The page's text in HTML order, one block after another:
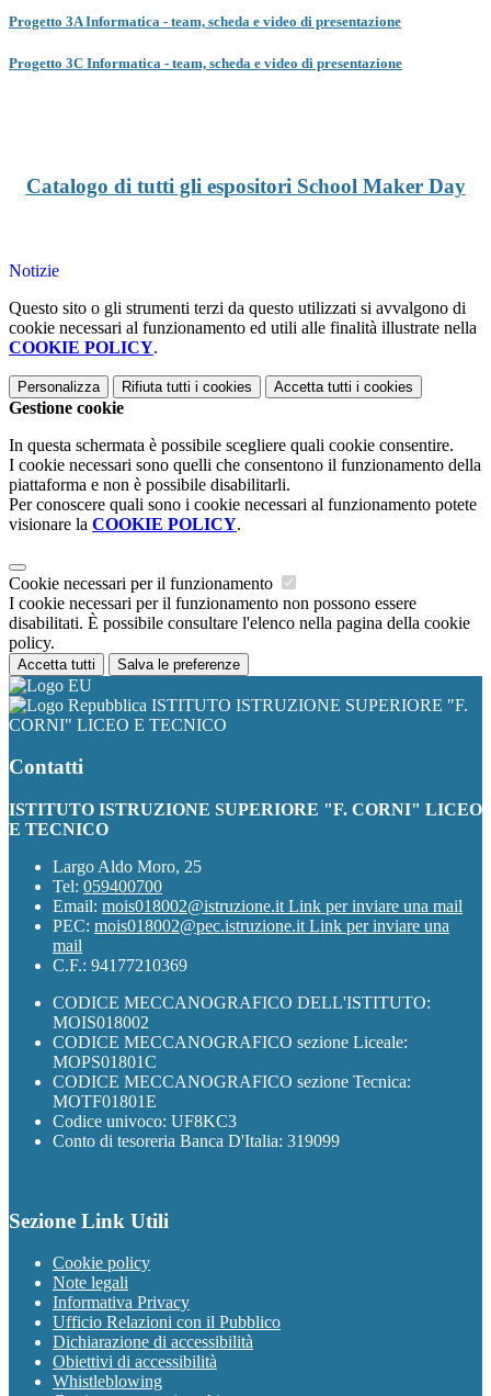
Progetto 3A Informatica - team, scheda e video di presentazione
Progetto 3C Informatica - team, scheda e video di presentazione
Catalogo di tutti gli espositori School Maker Day
Notizie
Questo sito o gli strumenti terzi da questo utilizzati si avvalgono di
cookie necessari al funzionamento ed utili alle finalità illustrate nella
COOKIE POLICY.
Personalizza Rifiuta tutti i cookies Accetta tutti i cookies
Gestione cookie
In questa schermata è possibile scegliere quali cookie consentire.
I cookie necessari sono quelli che consentono il funzionamento della
piattaforma e non è possibile disabilitarli.
Per conoscere quali sono i cookie necessari al funzionamento potete
visionare la COOKIE POLICY.
Cookie necessari per il funzionamento
I cookie necessari per il funzionamento non possono essere
disabilitati. È possibile consultare l'elenco nella pagina della cookie
policy.
Accetta tutti Salva le preferenze
ISTITUTO ISTRUZIONE SUPERIORE "F.
CORNI" LICEO E TECNICO
Contatti
ISTITUTO ISTRUZIONE SUPERIORE "F. CORNI" LICEO
E TECNICO
Largo Aldo Moro, 25
Tel: 059400700
Email: mois018002@istruzione.it Link per inviare una mail
PEC: mois018002@pec.istruzione.it Link per inviare una
mail
C.F.: 94177210369
CODICE MECCANOGRAFICO DELL'ISTITUTO:
MOIS018002
CODICE MECCANOGRAFICO sezione Liceale:
MOPS01801C
CODICE MECCANOGRAFICO sezione Tecnica:
MOTF01801E
Codice univoco: UF8KC3
Conto di tesoreria Banca D'Italia: 319099
Sezione Link Utili
Cookie policy
Note legali
Informativa Privacy
Ufficio Relazioni con il Pubblico
Dichiarazione di accessibilità
Obiettivi di accessibilità
Whistleblowing